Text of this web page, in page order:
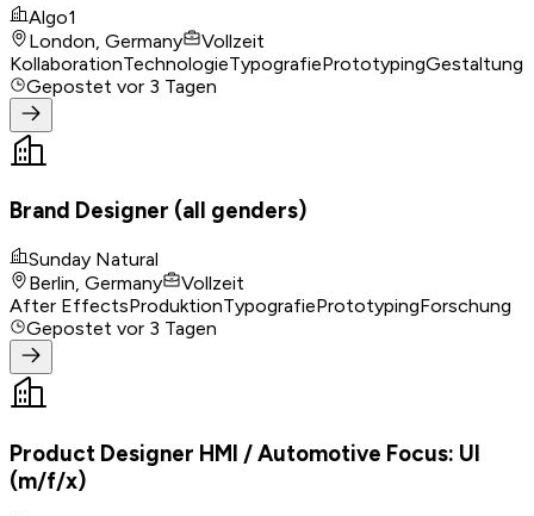
Algo1
London, Germany
Vollzeit
KollaborationTechnologieTypografiePrototypingGestaltung
Gepostet vor 3 Tagen
Brand Designer (all genders)
Sunday Natural
Berlin, Germany
Vollzeit
After EffectsProduktionTypografiePrototypingForschung
Gepostet vor 3 Tagen
Product Designer HMI / Automotive Focus: UI
(m/f/x)